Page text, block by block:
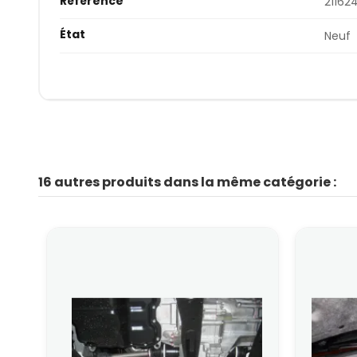
État Neuf
16 autres produits dans la même catégorie :